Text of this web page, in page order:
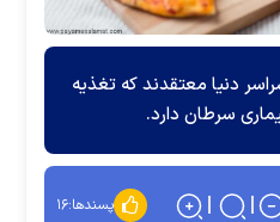
دنیا معتقدند که تغذیه
سرطان دارد.
پسندها:۱۶